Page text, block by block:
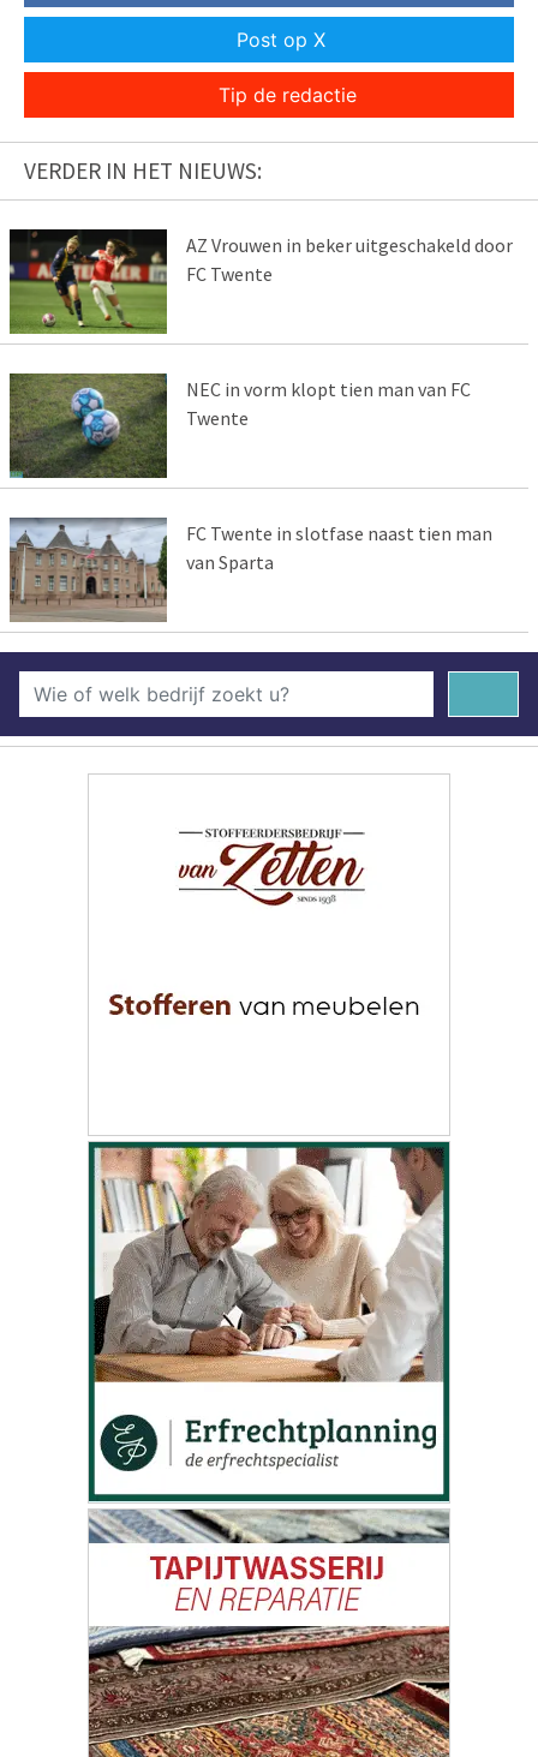
Post op X
Tip de redactie
VERDER IN HET NIEUWS:
AZ Vrouwen in beker uitgeschakeld door
FC Twente
NEC in vorm klopt tien man van FC
Twente
FC Twente in slotfase naast tien man
van Sparta